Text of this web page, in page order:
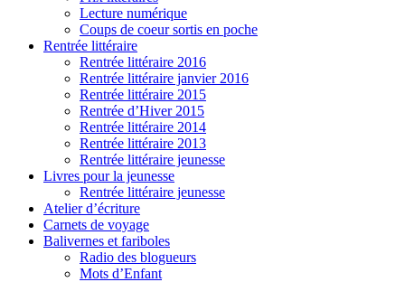
Lecture numérique
Coups de coeur sortis en poche
Rentrée littéraire
Rentrée littéraire 2016
Rentrée littéraire janvier 2016
Rentrée littéraire 2015
Rentrée d’Hiver 2015
Rentrée littéraire 2014
Rentrée littéraire 2013
Rentrée littéraire jeunesse
Livres pour la jeunesse
Rentrée littéraire jeunesse
Atelier d’écriture
Carnets de voyage
Balivernes et fariboles
Radio des blogueurs
Mots d’Enfant